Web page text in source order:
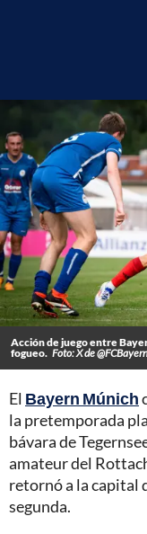
Acción de juego entre
fogueo. Foto: X de
El Bayern Múnich
la pretemporada
bávara de
amateur del
retornó a la capital
segunda.